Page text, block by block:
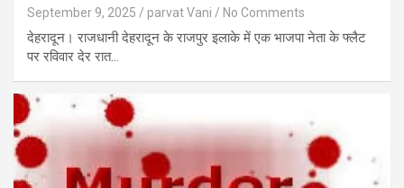
September 9, 2025 parvat Vani No Comments
देहरादून। राजधानी देहरादून के राजपुर इलाके में एक भाजपा नेता के फ्लैट
पर रविवार देर रात…